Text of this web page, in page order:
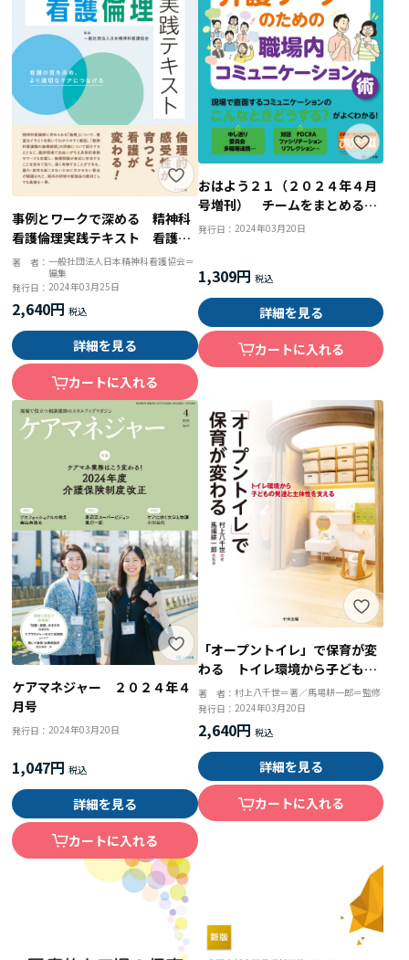
事例とワークで深める 精神科
看護倫理実践テキスト 看護の
質を高め、より適切なケアにつ
なげる
著 者： 一般社団法人日本精神科看護協会＝
編集
発行日：2024年03月25日
2,640円
詳細を見る
カートに入れる
おはよう２１（２０２４年４月
号増刊） チームをまとめるス
キルが身につく 介護リーダー
発行日： 2024年03月20日
1,309円
詳細を見る
カートに入れる
ケアマネジャー ２０２４年４
月号
発行日：2024年03月20日
1,047円
詳細を見る
カートに入れる
「オープントイレ」で保育が変
わる トイレ環境から子どもの
発達と主体性を支える
著 者： 村上八千世＝著／馬場耕一郎＝監修
発行日： 2024年03月20日
2,640円
詳細を見る
カートに入れる